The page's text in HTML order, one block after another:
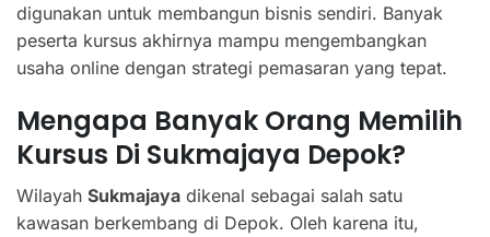
digunakan untuk membangun bisnis sendiri. Banyak
peserta kursus akhirnya mampu mengembangkan
usaha online dengan strategi pemasaran yang tepat.
Mengapa Banyak Orang Memilih
Kursus Di Sukmajaya Depok?
Wilayah Sukmajaya dikenal sebagai salah satu
kawasan berkembang di Depok. Oleh karena itu,